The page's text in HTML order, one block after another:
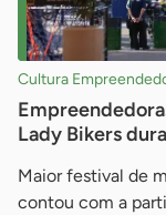
Cultura
Lady Bikers
Maior festival de
contou com a